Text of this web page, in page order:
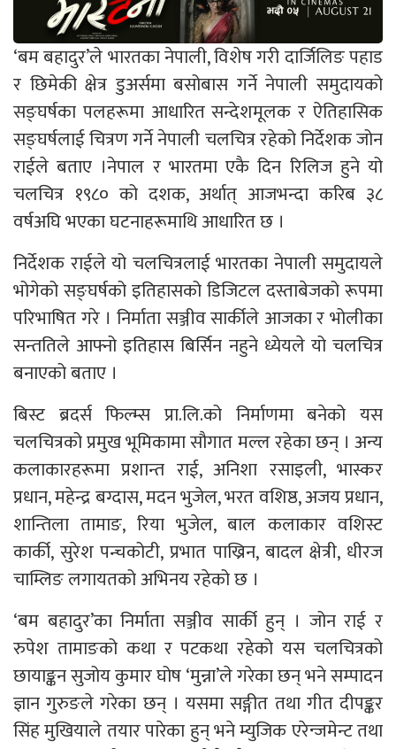
‘बम बहादुर’ले भारतका नेपाली, विशेष गरी दार्जिलिङ पहाड
र छिमेकी क्षेत्र डुअर्समा बसोबास गर्ने नेपाली समुदायको
सङ्घर्षका पलहरूमा आधारित सन्देशमूलक र ऐतिहासिक
सङ्घर्षलाई चित्रण गर्ने नेपाली चलचित्र रहेको निर्देशक जोन
राईले बताए ।नेपाल र भारतमा एकै दिन रिलिज हुने यो
चलचित्र १९८० को दशक, अर्थात् आजभन्दा करिब ३८
वर्षअघि भएका घटनाहरूमाथि आधारित छ ।
निर्देशक राईले यो चलचित्रलाई भारतका नेपाली समुदायले
भोगेको सङ्घर्षको इतिहासको डिजिटल दस्ताबेजको रूपमा
परिभाषित गरे । निर्माता सञ्जीव सार्कीले आजका र भोलीका
सन्ततिले आफ्नो इतिहास बिर्सिन नहुने ध्येयले यो चलचित्र
बनाएको बताए ।
बिस्ट ब्रदर्स फिल्म्स प्रा.लि.को निर्माणमा बनेको यस
चलचित्रको प्रमुख भूमिकामा सौगात मल्ल रहेका छन् । अन्य
कलाकारहरूमा प्रशान्त राई, अनिशा रसाइली, भास्कर
प्रधान, महेन्द्र बग्दास, मदन भुजेल, भरत वशिष्ठ, अजय प्रधान,
शान्तिला तामाङ, रिया भुजेल, बाल कलाकार वशिस्ट
कार्की, सुरेश पन्चकोटी, प्रभात पाख्रिन, बादल क्षेत्री, धीरज
चाम्लिङ लगायतको अभिनय रहेको छ ।
‘बम बहादुर’का निर्माता सञ्जीव सार्की हुन् । जोन राई र
रुपेश तामाङको कथा र पटकथा रहेको यस चलचित्रको
छायाङ्कन सुजोय कुमार घोष ‘मुन्ना’ले गरेका छन् भने सम्पादन
ज्ञान गुरुङले गरेका छन् । यसमा सङ्गीत तथा गीत दीपङ्कर
सिंह मुखियाले तयार पारेका हुन् भने म्युजिक एरेन्जमेन्ट तथा